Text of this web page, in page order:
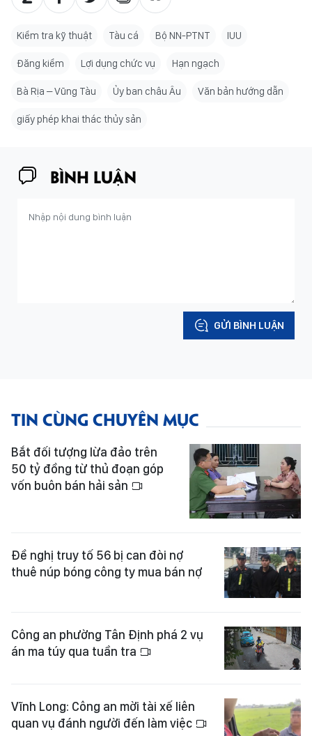
Kiểm tra kỹ thuật Tàu cá Bộ NN-PTNT IUU
Đăng kiểm Lợi dụng chức vụ Hạn ngạch
Bà Rịa – Vũng Tàu Ủy ban châu Âu Văn bản hướng dẫn
giấy phép khai thác thủy sản
BÌNH LUẬN
GỬI BÌNH LUẬN
TIN CÙNG CHUYÊN MỤC
Bắt đối tượng lừa đảo trên
50 tỷ đồng từ thủ đoạn góp
vốn buôn bán hải sản
Đề nghị truy tố 56 bị can đòi nợ
thuê núp bóng công ty mua bán nợ
Công an phường Tân Định phá 2 vụ
án ma túy qua tuần tra
Vĩnh Long: Công an mời tài xế liên
quan vụ đánh người đến làm việc